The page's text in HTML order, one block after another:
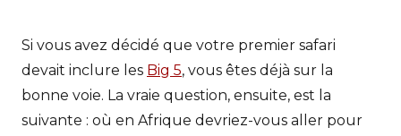
Si vous avez décidé que votre premier safari
devait inclure les Big 5, vous êtes déjà sur la
bonne voie. La vraie question, ensuite, est la
suivante : où en Afrique devriez-vous aller pour